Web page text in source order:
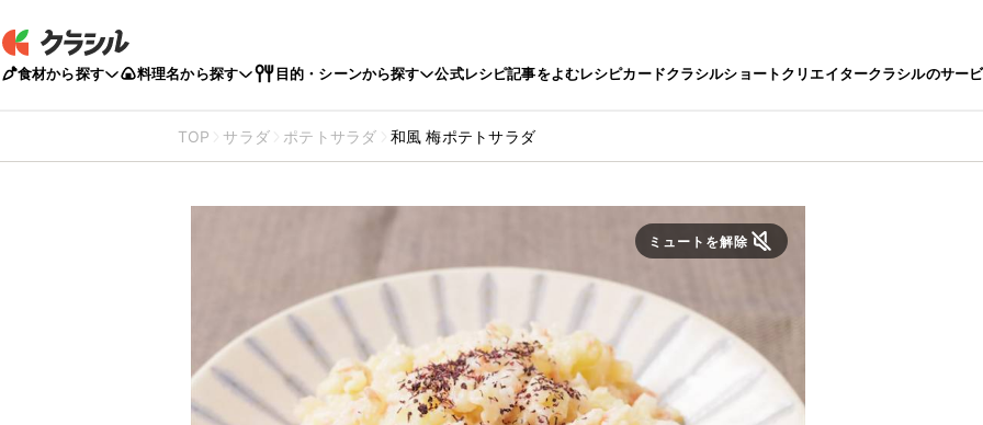
食材から探す 料理名から探す 目的・シーンから探す 公式レシピ記事をよむレシピカードクラシルショートクリエイタークラシルのサー
TOP サラダ ポテトサラダ 和風 梅ポテトサラダ
ミュートを解除